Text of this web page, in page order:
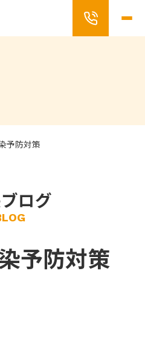
予防対策
ログ
予防対策